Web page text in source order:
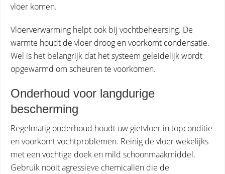
vloer komen.
Vloerverwarming helpt ook bij vochtbeheersing. De
warmte houdt de vloer droog en voorkomt condensatie.
Wel is het belangrijk dat het systeem geleidelijk wordt
opgewarmd om scheuren te voorkomen.
Onderhoud voor langdurige
bescherming
Regelmatig onderhoud houdt uw gietvloer in topconditie
en voorkomt vochtproblemen. Reinig de vloer wekelijks
met een vochtige doek en mild schoonmaakmiddel.
Gebruik nooit agressieve chemicaliën die de